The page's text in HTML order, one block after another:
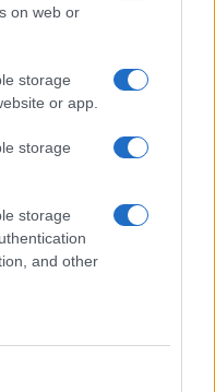
on web or
storage
or app.
storage
storage
and other
επέμβασης της